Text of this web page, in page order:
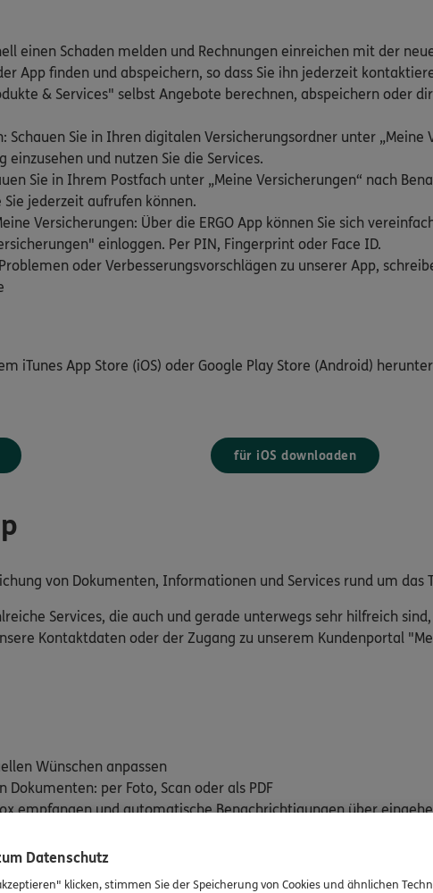
einen Schaden melden und Rechnungen einreichen mit der
App finden und abspeichern, so dass Sie ihn jederzeit
& Services" selbst Angebote berechnen, abspeichern oder
Schauen Sie in Ihren digitalen Versicherungsordner unter „Meine
einzusehen und nutzen Sie die Services.
Sie in Ihrem Postfach unter „Meine Versicherungen“ nach
jederzeit aufrufen können.
Versicherungen: Über die ERGO App können Sie sich
einloggen. Per PIN, Fingerprint oder Face ID.
oder Verbesserungsvorschlägen zu unserer App,
iTunes App Store (iOS) oder Google Play Store (Android)
für iOS downloaden
von Dokumenten, Informationen und Services rund um das
Services, die auch und gerade unterwegs sehr hilfreich
Kontaktdaten oder der Zugang zu unserem Kundenportal
Wünschen anpassen
Dokumenten: per Foto, Scan oder als PDF
empfangen und automatische Benachrichtigungen über
versicherten Leistungen im Blick behalten mit "Mein Vertrag"
Datenschutz
klicken, stimmen Sie der Speicherung von Cookies und ähnlichen